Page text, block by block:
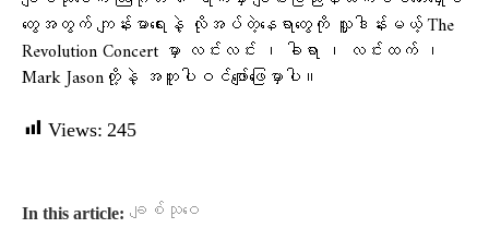
တွေအတွက် ကျန်းမာရေးနဲ့ လိုအပ်တဲ့နေရာတွေကို လှူဒါန်းမယ့် The
Revolution Concert မှာ လင်းလင်း ၊ ခါရာ ၊ လင်းထက် ၊
Mark Jasonတို့နဲ့ အတူပါဝင်ဖျော်ဖြေမှာပါ။
Views: 245
In this article: ချစ်သုဝေ